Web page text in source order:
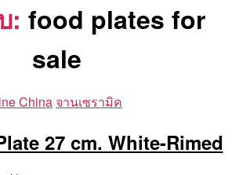
: food plates for
sale
Categories
China จานเซรามิค
27 cm. White-Rimed